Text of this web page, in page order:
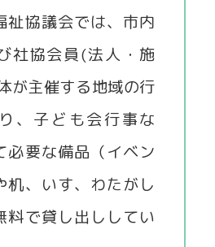
祉協議会では、市内
社協会員(法人・施
が主催する地域の行
、子ども会行事な
必要な備品（イベン
机、いす、わたがし
料で貸し出ししてい